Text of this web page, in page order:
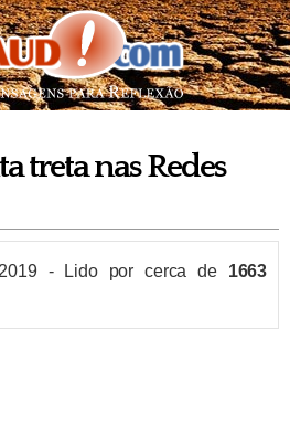
treta nas Redes
- Lido por cerca de 1663